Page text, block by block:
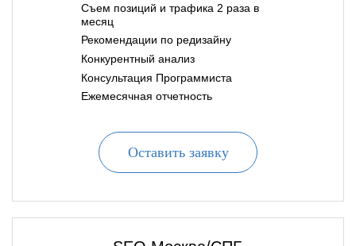
Съем позиций и трафика 2 раза в
месяц
Рекомендации по редизайну
Конкурентный анализ
Консультация Программиста
Ежемесячная отчетность
Оставить заявку